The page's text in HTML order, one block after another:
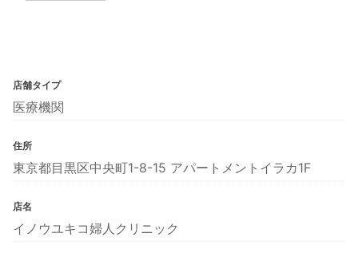
店舗タイプ
医療機関
住所
東京都目黒区中央町1-8-15 アパートメントイラカ1F
店名
イノウユキコ婦人クリニック